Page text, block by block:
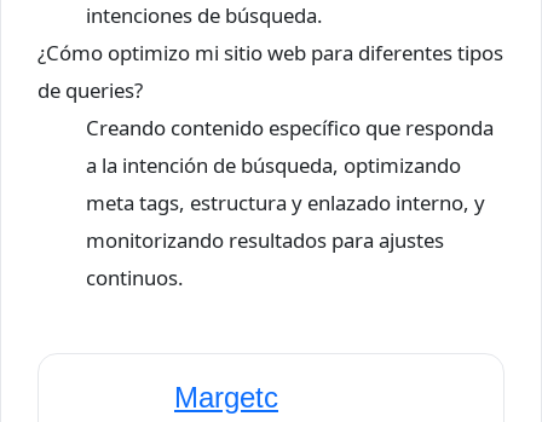
intenciones de búsqueda.
¿Cómo optimizo mi sitio web para diferentes tipos
de queries?
Creando contenido específico que responda
a la intención de búsqueda, optimizando
meta tags, estructura y enlazado interno, y
monitorizando resultados para ajustes
continuos.
Margetc